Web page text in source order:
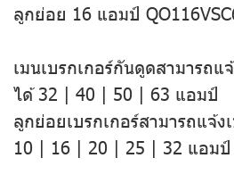
ลูกย่อย 16 แอมป์
เมนเบรกเกอร์กันดูดสามารถ
ได้ 32 | 40 | 50 | 63 แอมป์
ลูกย่อยเบรกเกอร์สามารถแจ้
10 | 16 | 20 | 25 | 32 แอมป์